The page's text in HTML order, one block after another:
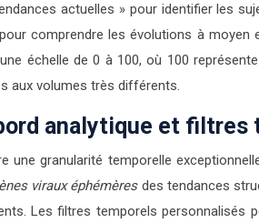
actuelles » pour identifier les
comprendre les évolutions à
échelle de 0 à 100, où 100
aux volumes très différents.
analytique et
granularité temporelle
viraux éphémèresdes tendances
Les filtres temporels personnalisés